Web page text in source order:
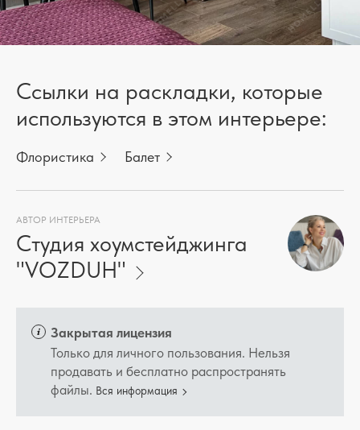
Ссылки на раскладки, которые
используются в этом интерьере:
Флористика Балет
АВТОР ИНТЕРЬЕРА
Студия хоумстейджинга
"VOZDUH"
Закрытая лицензия
Только для личного пользования. Нельзя
продавать и бесплатно распространять
файлы. Вся информация